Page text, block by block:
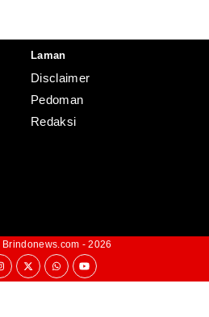
Laman
Disclaimer
Pedoman
Redaksi
Brindonews.com - 2026